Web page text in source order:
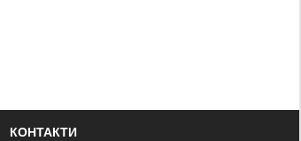
КОНТАКТИ